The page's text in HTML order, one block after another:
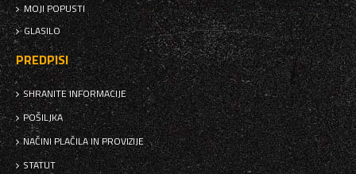
MOJI POPUSTI
GLASILO
PREDPISI
SHRANITE INFORMACIJE
POŠILJKA
NAČINI PLAČILA IN PROVIZIJE
STATUT